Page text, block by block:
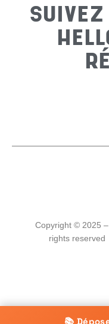
SUIVEZ
Copyright © 2025 –
rights reserved
📚